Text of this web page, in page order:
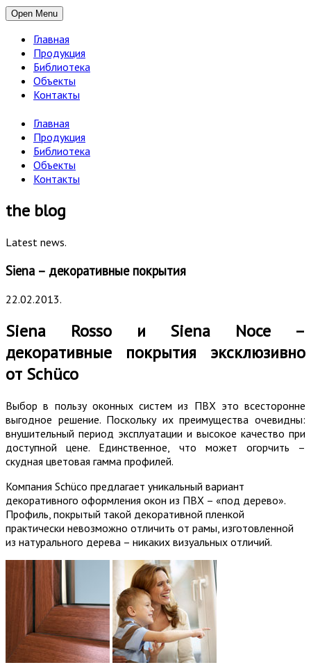
Open Menu
Главная
Продукция
Библиотека
Объекты
Контакты
Главная
Продукция
Библиотека
Объекты
Контакты
the blog
Latest news.
Siena – декоративные покрытия
22.02.2013.
Siena Rosso и Siena Noce –
декоративные покрытия эксклюзивно
от Schüco
Выбор в пользу оконных систем из ПВХ это всесторонне
выгодное решение. Поскольку их преимущества очевидны:
внушительный период эксплуатации и высокое качество при
доступной цене. Единственное, что может огорчить –
скудная цветовая гамма профилей.
Компания Schüco предлагает уникальный вариант
декоративного оформления окон из ПВХ – «под дерево».
Профиль, покрытый такой декоративной пленкой
практически невозможно отличить от рамы, изготовленной
из натурального дерева – никаких визуальных отличий.